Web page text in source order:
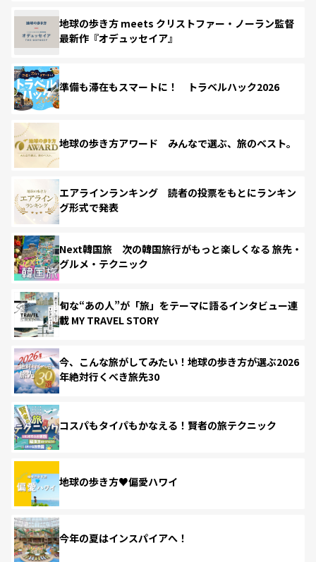
地球の歩き方 meets クリストファー・ノーラン監督
最新作『オデュッセイア』
準備も滞在もスマートに！ トラベルハック2026
地球の歩き方アワード みんなで選ぶ、旅のベスト。
エアラインランキング 読者の投票をもとにランキン
グ形式で発表
Next韓国旅 次の韓国旅行がもっと楽しくなる 旅先・
グルメ・テクニック
旬な“あの人”が「旅」をテーマに語るインタビュー連
載 MY TRAVEL STORY
今、こんな旅がしてみたい！地球の歩き方が選ぶ2026
年絶対行くべき旅先30
コスパもタイパもかなえる！賢者の旅テクニック
地球の歩き方♥偏愛ハワイ
今年の夏はインスパイアへ！